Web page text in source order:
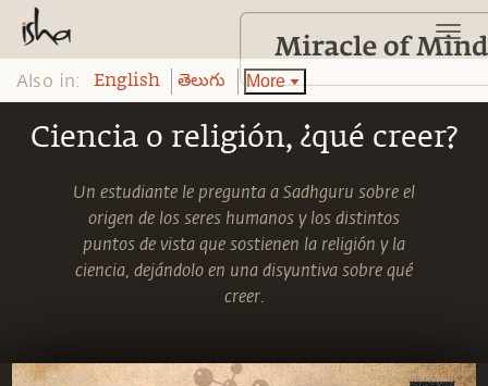
Ciencia o religión, ¿qué creer?
Un estudiante le pregunta a Sadhguru sobre el
origen de los seres humanos y los distintos
puntos de vista que sostienen la religión y la
ciencia, dejándolo en una disyuntiva sobre qué
creer.
Also in: English తెలుగు More